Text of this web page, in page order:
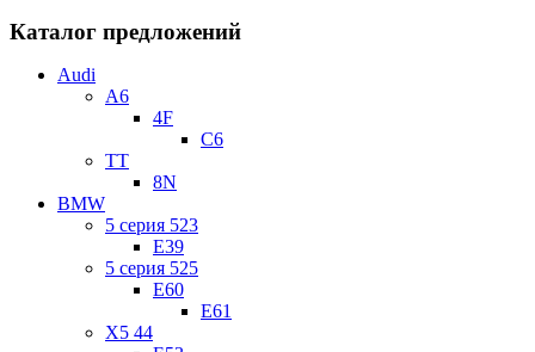
Каталог предложений
Audi
A6
4F
C6
TT
8N
BMW
5 серия 523
E39
5 серия 525
E60
E61
X5 44